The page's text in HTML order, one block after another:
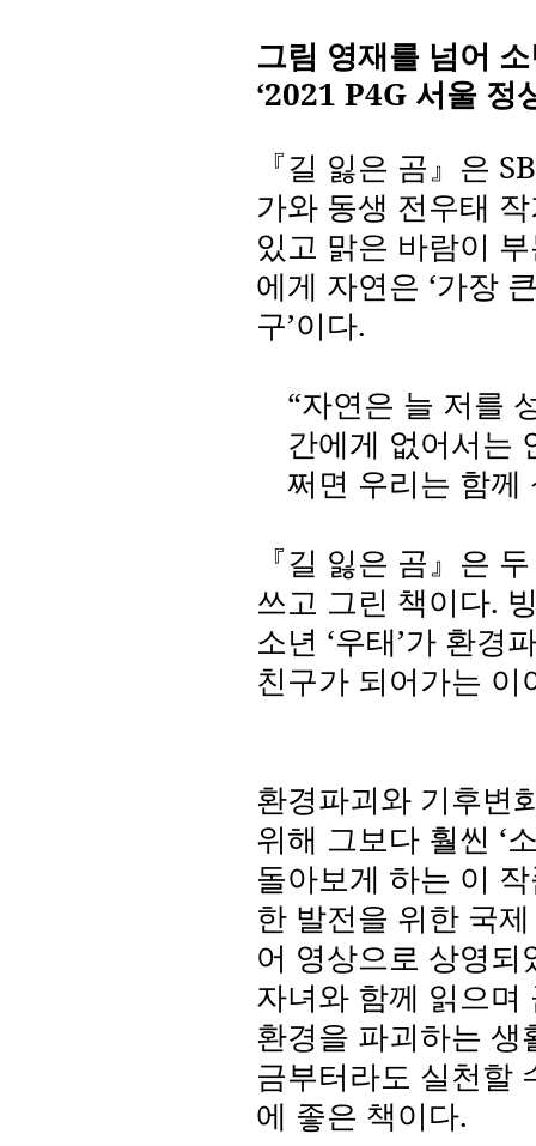
그림 영재를 넘어
‘2021 P4G 서울 정
『길 잃은 곰』은
가와 동생 전우태
있고 맑은 바람이
에게 자연은 ‘가장
구’이다.
“자연은 늘 저를
간에게 없어서는
쩌면 우리는 함께
『길 잃은 곰』은
쓰고 그린 책이다.
소년 ‘우태’가 환경
친구가 되어가는 이
환경파괴와 기후변
위해 그보다 훨씬 ‘
돌아보게 하는 이
한 발전을 위한 국
어 영상으로 상영되
자녀와 함께 읽으며
환경을 파괴하는
금부터라도 실천할
에 좋은 책이다.